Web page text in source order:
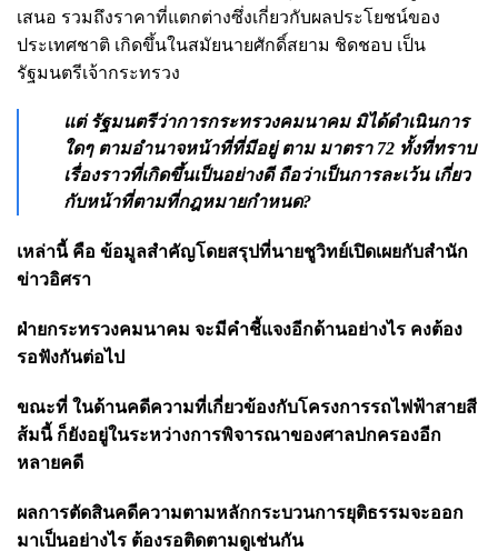
เสนอ รวมถึงราคาที่แตกต่างซึ่งเกี่ยวกับผลประโยชน์ของ
ประเทศชาติ เกิดขึ้นในสมัยนายศักดิ์สยาม ชิดชอบ เป็น
รัฐมนตรีเจ้ากระทรวง
แต่ รัฐมนตรีว่าการกระทรวงคมนาคม มิได้ดำเนินการ
ใดๆ ตามอำนาจหน้าที่ที่มีอยู่ ตาม มาตรา 72 ทั้งที่ทราบ
เรื่องราวที่เกิดขึ้นเป็นอย่างดี ถือว่าเป็นการละเว้น เกี่ยว
กับหน้าที่ตามที่กฎหมายกำหนด?
เหล่านี้ คือ ข้อมูลสำคัญโดยสรุปที่นายชูวิทย์เปิดเผยกับสำนัก
ข่าวอิศรา
ฝ่ายกระทรวงคมนาคม จะมีคำชี้แจงอีกด้านอย่างไร คงต้อง
รอฟังกันต่อไป
ขณะที่ ในด้านคดีความที่เกี่ยวข้องกับโครงการรถไฟฟ้าสายสี
ส้มนี้ ก็ยังอยู่ในระหว่างการพิจารณาของศาลปกครองอีก
หลายคดี
ผลการตัดสินคดีความตามหลักกระบวนการยุติธรรมจะออก
มาเป็นอย่างไร ต้องรอติดตามดูเช่นกัน